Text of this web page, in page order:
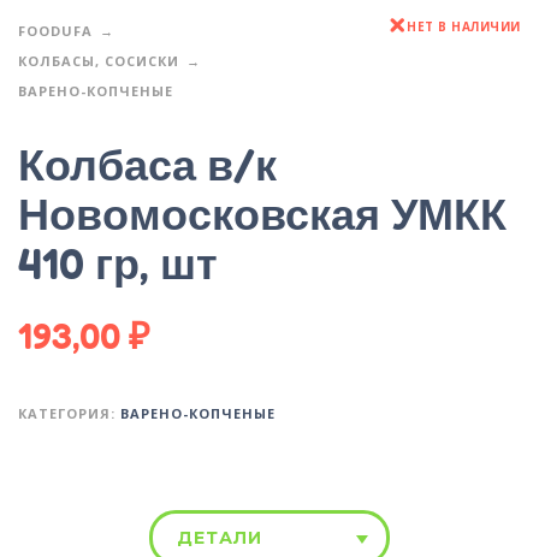
FOODUFA
КОЛБАСЫ, СОСИСКИ
ВАРЕНО-КОПЧЕНЫЕ
НЕТ В НАЛИЧИИ
Колбаса в/к
Новомосковская УМКК
410 гр, шт
193,00₽
КАТЕГОРИЯ: ВАРЕНО-КОПЧЕНЫЕ
ДЕТАЛИ